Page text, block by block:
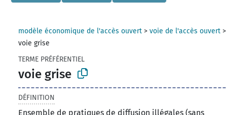
modèle économique de l'accès ouvert >voie de l'accès ouvert >
voie grise
TERME PRÉFÉRENTIEL
voie grise
DÉFINITION
Ensemble de pratiques de diffusion illégales (sans